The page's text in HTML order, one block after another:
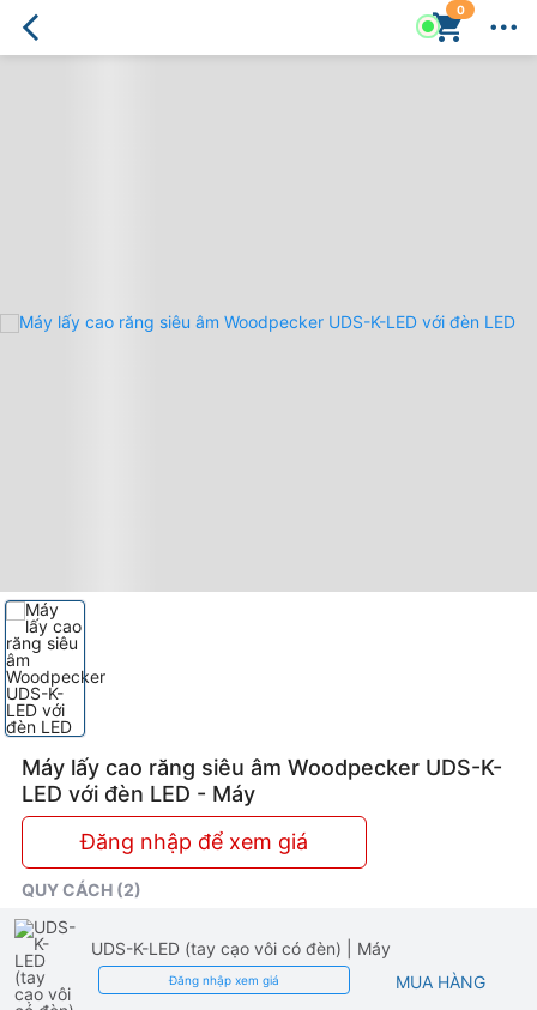
0
Máy
Woodpecker
Máy lấy cao răng siêu âm Woodpecker UDS-K-
LED với đèn LED - Máy
Đăng nhập để xem giá
QUY CÁCH (2)
UDS-K-LED (tay cạo vôi có đèn) | Máy
Đăng nhập xem giá MUA HÀNG